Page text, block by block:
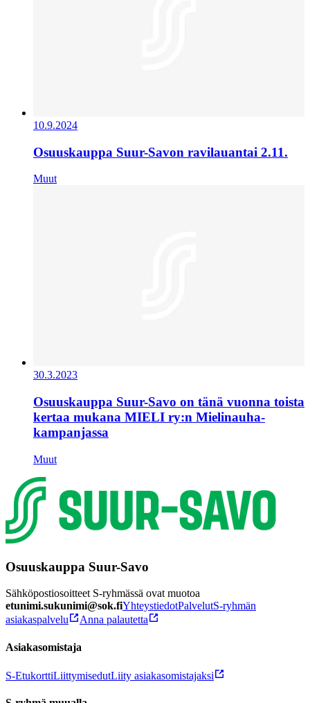
10.9.2024
Osuuskauppa Suur-Savon ravilauantai 2.11.
Muut
30.3.2023
Osuuskauppa Suur-Savo on tänä vuonna toista
kertaa mukana MIELI ry:n Mielinauha-
kampanjassa
Muut
Osuuskauppa Suur-Savo
Sähköpostiosoitteet S-ryhmässä ovat muotoa
etunimi.sukunimi@sok.fiYhteystiedotPalvelutS-ryhmän
asiakaspalvelu
Anna palautetta
Asiakasomistaja
S-EtukorttiLiittymisedutLiity asiakasomistajaksi